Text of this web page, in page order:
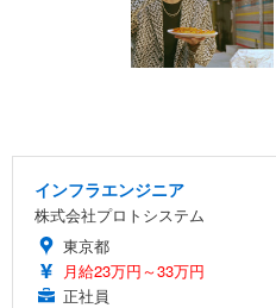
インフラエンジニア
株式会社プロトシステム
東京都
月給23万円～33万円
正社員